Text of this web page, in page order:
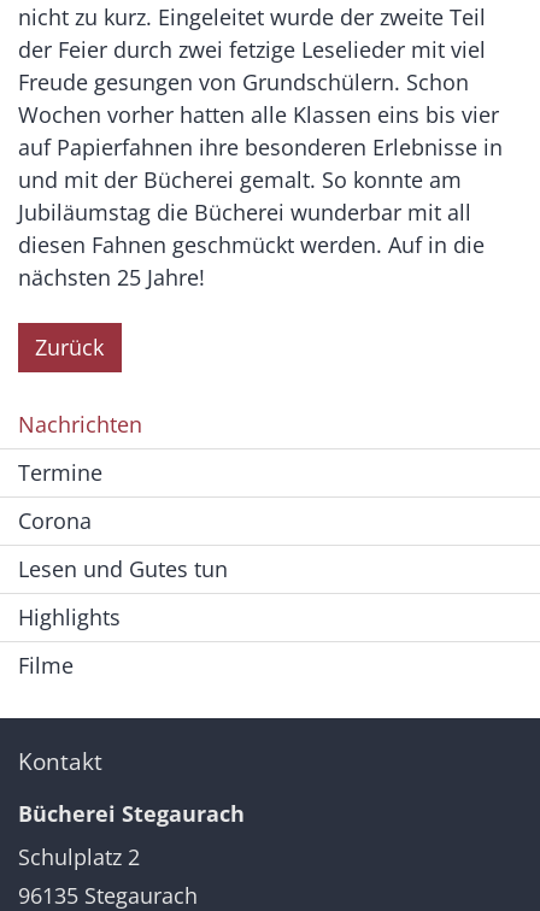
nicht zu kurz. Eingeleitet wurde der zweite Teil
der Feier durch zwei fetzige Leselieder mit viel
Freude gesungen von Grundschülern. Schon
Wochen vorher hatten alle Klassen eins bis vier
auf Papierfahnen ihre besonderen Erlebnisse in
und mit der Bücherei gemalt. So konnte am
Jubiläumstag die Bücherei wunderbar mit all
diesen Fahnen geschmückt werden. Auf in die
nächsten 25 Jahre!
Zurück
Nachrichten
Termine
Corona
Lesen und Gutes tun
Highlights
Filme
Kontakt
Bücherei Stegaurach
Schulplatz 2
96135 Stegaurach